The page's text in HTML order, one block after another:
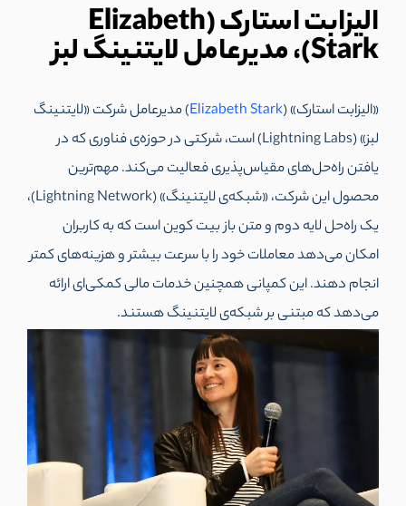
الیزابت استارک (Elizabeth
Stark)، مدیرعامل لایتنینگ لبز
«الیزابت استارک» (Elizabeth Stark) مدیرعامل شرکت «لایتنینگ
لبز» (Lightning Labs) است، شرکتی در حوزه‌ی فناوری که در
یافتن راه‌حل‌های مقیاس‌پذیری فعالیت می‌کند. مهم‌ترین
محصول این شرکت، «شبکه‌ی لایتنینگ» (Lightning Network)،
یک راه‌حل لایه دوم و متن باز بیت کوین است که به کاربران
امکان می‌دهد معاملات خود را با سرعت بیشتر و هزینه‌های کمتر
انجام دهند. این کمپانی همچنین خدمات مالی کمکی‌ای ارائه
می‌دهد که مبتنی بر شبکه‌ی لایتنینگ هستند.